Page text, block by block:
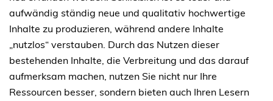
aufwändig ständig neue und qualitativ hochwertige
Inhalte zu produzieren, während andere Inhalte
„nutzlos“ verstauben. Durch das Nutzen dieser
bestehenden Inhalte, die Verbreitung und das darauf
aufmerksam machen, nutzen Sie nicht nur Ihre
Ressourcen besser, sondern bieten auch Ihren Lesern